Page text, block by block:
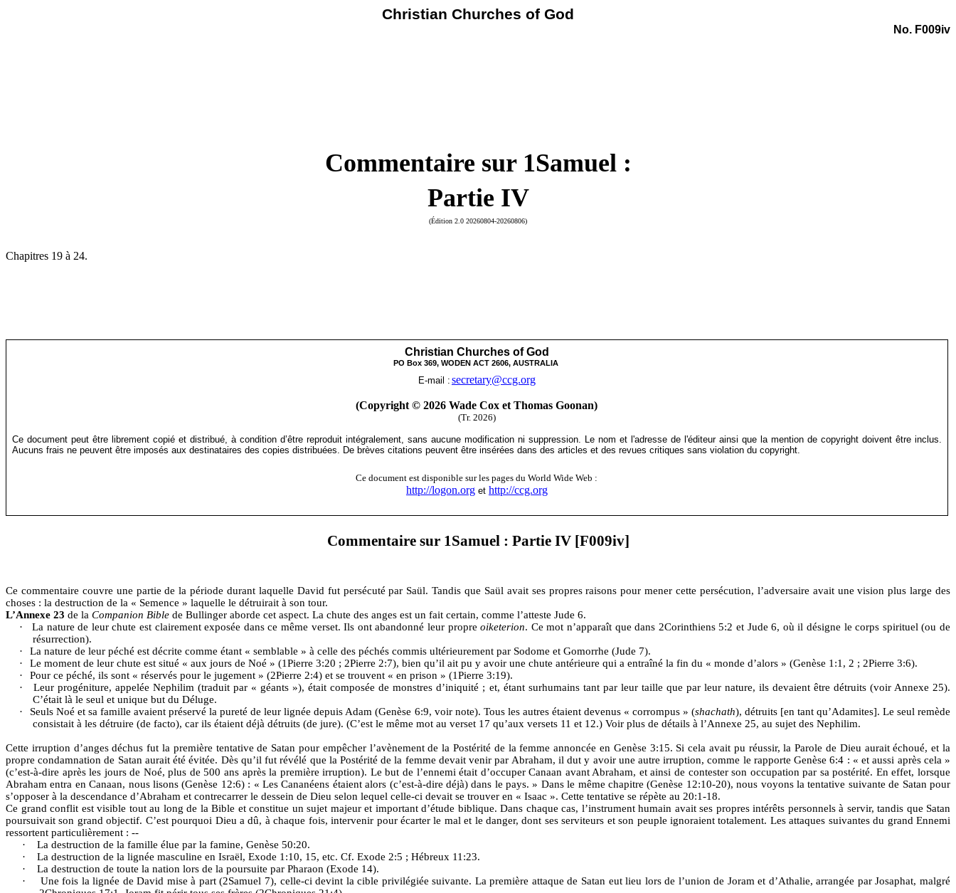
Christian Churches of God
No. F009iv
Commentaire sur 1Samuel :
Partie IV
(Édition 2.0 20260804-20260806)
Chapitres 19 à 24.
Christian Churches of God
PO Box 369, WODEN ACT 2606, AUSTRALIA
E-mail : secretary@ccg.org
(Copyright © 2026 Wade Cox et Thomas Goonan)
(Tr. 2026)
Ce document peut être librement copié et distribué, à condition d’être reproduit intégralement, sans aucune modification ni suppression. Le nom et l'adresse de l'éditeur ainsi que la mention de copyright doivent être inclus.
Aucuns frais ne peuvent être imposés aux destinataires des copies distribuées. De brèves citations peuvent être insérées dans des articles et des revues critiques sans violation du copyright.
Ce document est disponible sur les pages du World Wide Web :
http://logon.orget http://ccg.org
Commentaire sur 1Samuel : Partie IV [F009iv]
Ce commentaire couvre une partie de la période durant laquelle David fut persécuté par Saül. Tandis que Saül avait ses propres raisons pour mener cette persécution, l’adversaire avait une vision plus large des
choses : la destruction de la « Semence » laquelle le détruirait à son tour.
L’Annexe 23 de la Companion Bible de Bullinger aborde cet aspect. La chute des anges est un fait certain, comme l’atteste Jude 6.
·
La nature de leur chute est clairement exposée dans ce même verset. Ils ont abandonné leur propreoiketerion. Ce mot n’apparaît que dans 2Corinthiens 5:2 et Jude 6, où il désigne le corps spirituel (ou de
résurrection).
·
La nature de leur péché est décrite comme étant « semblable » à celle des péchés commis ultérieurement par Sodome et Gomorrhe (Jude 7).
·
Le moment de leur chute est situé « aux jours de Noé » (1Pierre 3:20 ; 2Pierre 2:7), bien qu’il ait pu y avoir une chute antérieure qui a entraîné la fin du « monde d’alors » (Genèse 1:1, 2 ; 2Pierre 3:6).
·
Pour ce péché, ils sont « réservés pour le jugement » (2Pierre 2:4) et se trouvent « en prison » (1Pierre 3:19).
·
Leur progéniture, appelée Nephilim (traduit par « géants »), était composée de monstres d’iniquité ; et, étant surhumains tant par leur taille que par leur nature, ils devaient être détruits (voir Annexe 25).
C’était là le seul et unique but du Déluge.
·
Seuls Noé et sa famille avaient préservé la pureté de leur lignée depuis Adam (Genèse 6:9, voir note). Tous les autres étaient devenus « corrompus » (shachath), détruits [en tant qu’Adamites]. Le seul remède
consistait à les détruire (de facto), car ils étaient déjà détruits (de jure). (C’est le même mot au verset 17 qu’aux versets 11 et 12.) Voir plus de détails à l’Annexe 25, au sujet des Nephilim.
Cette irruption d’anges déchus fut la première tentative de Satan pour empêcher l’avènement de la Postérité de la femme annoncée en Genèse 3:15. Si cela avait pu réussir, la Parole de Dieu aurait échoué, et la
propre condamnation de Satan aurait été évitée. Dès qu’il fut révélé que la Postérité de la femme devait venir par Abraham, il dut y avoir une autre irruption, comme le rapporte Genèse 6:4 : « et aussi après cela »
(c’est-à-dire après les jours de Noé, plus de 500 ans après la première irruption). Le but de l’ennemi était d’occuper Canaan avant Abraham, et ainsi de contester son occupation par sa postérité. En effet, lorsque
Abraham entra en Canaan, nous lisons (Genèse 12:6) : « Les Cananéens étaient alors (c’est-à-dire déjà) dans le pays. » Dans le même chapitre (Genèse 12:10-20), nous voyons la tentative suivante de Satan pour
s’opposer à la descendance d’Abraham et contrecarrer le dessein de Dieu selon lequel celle-ci devait se trouver en « Isaac ». Cette tentative se répète au 20:1-18.
Ce grand conflit est visible tout au long de la Bible et constitue un sujet majeur et important d’étude biblique. Dans chaque cas, l’instrument humain avait ses propres intérêts personnels à servir, tandis que Satan
poursuivait son grand objectif. C’est pourquoi Dieu a dû, à chaque fois, intervenir pour écarter le mal et le danger, dont ses serviteurs et son peuple ignoraient totalement. Les attaques suivantes du grand Ennemi
ressortent particulièrement : --
·
La destruction de la famille élue par la famine, Genèse 50:20.
·
La destruction de la lignée masculine en Israël, Exode 1:10, 15, etc. Cf. Exode 2:5 ; Hébreux 11:23.
·
La destruction de toute la nation lors de la poursuite par Pharaon (Exode 14).
·
Une fois la lignée de David mise à part (2Samuel 7), celle-ci devint la cible privilégiée suivante. La première attaque de Satan eut lieu lors de l’union de Joram et d’Athalie, arrangée par Josaphat, malgré